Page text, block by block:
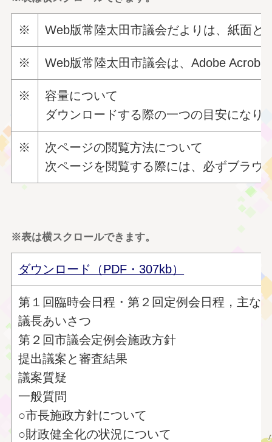
※ Web版常陸太田市議会だよりは、紙面と
※ Web版常陸太田市議会は、Adobe Acrobat
※
容量について
ダウンロードする際の一つの目安になり
※
次ページの閲覧方法について
次ページを閲覧する際には、必ずブラウ
※表は横スクロールできます。
ダウンロード（PDF・307kb）
第１回臨時会日程・第２回定例会日程，主な
議長あいさつ
第２回市議会定例会施政方針
提出議案と審査結果
議案質疑
一般質問
○市長施政方針について
○財政健全化の状況について